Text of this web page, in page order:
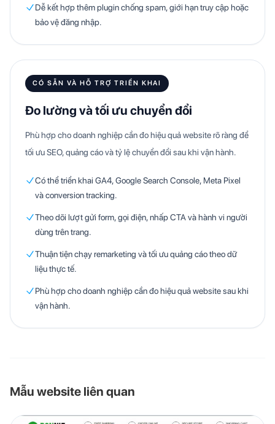
Dễ kết hợp thêm plugin chống spam, giới hạn truy cập hoặc
bảo vệ đăng nhập.
CÓ SẴN VÀ HỖ TRỢ TRIỂN KHAI
Đo lường và tối ưu chuyển đổi
Phù hợp cho doanh nghiệp cần đo hiệu quả website rõ ràng để
tối ưu SEO, quảng cáo và tỷ lệ chuyển đổi sau khi vận hành.
Có thể triển khai GA4, Google Search Console, Meta Pixel
và conversion tracking.
Theo dõi lượt gửi form, gọi điện, nhấp CTA và hành vi người
dùng trên trang.
Thuận tiện chạy remarketing và tối ưu quảng cáo theo dữ
liệu thực tế.
Phù hợp cho doanh nghiệp cần đo hiệu quả website sau khi
vận hành.
Mẫu website liên quan